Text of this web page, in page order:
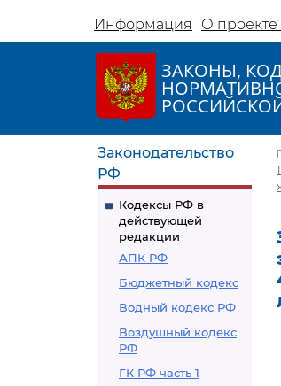
Информация О
ЗАКОНЫ,
Законодательство
РФ
Кодексы РФ в
действующей
редакции
АПК РФ
Бюджетный кодекс
Водный кодекс РФ
Воздушный кодекс
РФ
ГК РФ часть 1